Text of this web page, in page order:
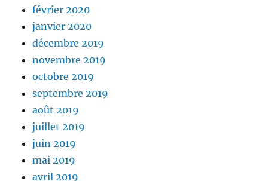
février 2020
janvier 2020
décembre 2019
novembre 2019
octobre 2019
septembre 2019
août 2019
juillet 2019
juin 2019
mai 2019
avril 2019